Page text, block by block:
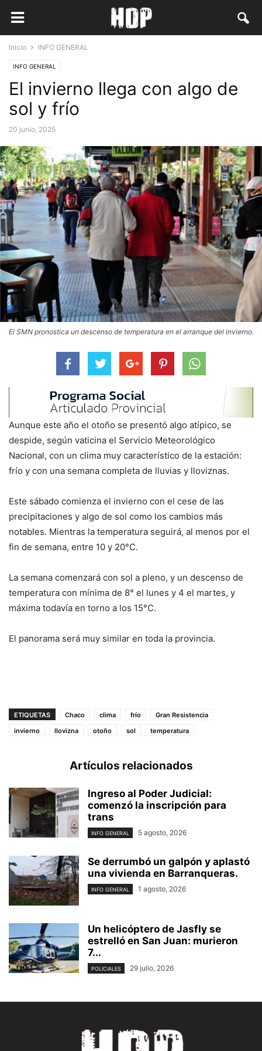
Inicio INFO GENERAL
INFO GENERAL
El invierno llega con algo de
sol y frío
20 junio, 2025
El SMN pronostica un descenso de temperatura en el arranque del invierno.
Aunque este año el otoño se presentó algo atípico, se
despide, según vaticina el Servicio Meteorológico
Nacional, con un clima muy característico de la estación:
frío y con una semana completa de lluvias y lloviznas.
Este sábado comienza el invierno con el cese de las
precipitaciones y algo de sol como los cambios más
notables. Mientras la temperatura seguirá, al menos por el
fin de semana, entre 10 y 20°C.
La semana comenzará con sol a pleno, y un descenso de
temperatura con mínima de 8° el lunes y 4 el martes, y
máxima todavía en torno a los 15°C.
El panorama será muy similar en toda la provincia.
ETIQUETAS Chaco clima frío
Gran Resistencia
invierno
llovizna otoño sol temperatura
Artículos relacionados
Ingreso al Poder Judicial:
comenzó la inscripción para
trans
INFO GENERAL 5 agosto, 2026
Se derrumbó un galpón y aplastó
una vivienda en Barranqueras.
INFO GENERAL 1 agosto, 2026
Un helicóptero de Jasfly se
estrelló en San Juan: murieron
7...
POLICIALES 29 julio, 2026